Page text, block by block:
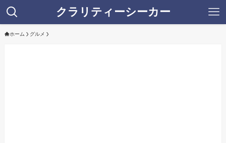
クラリティーシーカー
ホーム グルメ